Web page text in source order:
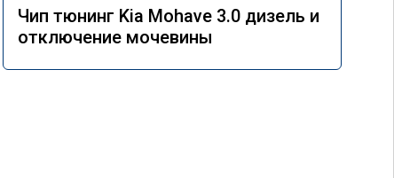
Чип тюнинг Kia Mohave 3.0 дизель и
отключение мочевины